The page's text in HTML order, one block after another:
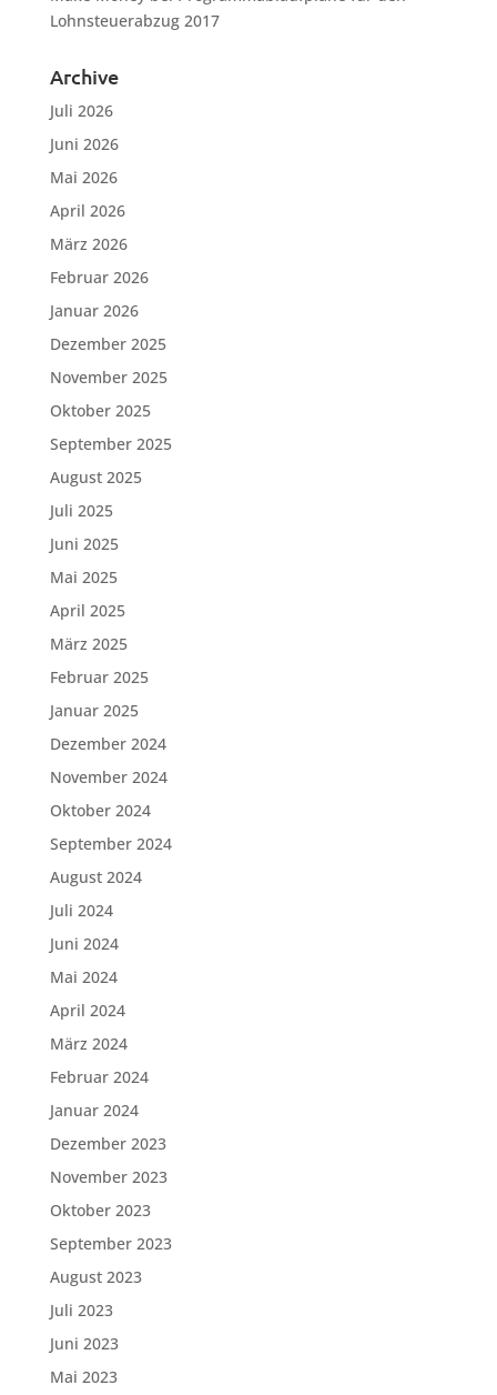
Lohnsteuerabzug 2017
Archive
Juli 2026
Juni 2026
Mai 2026
April 2026
März 2026
Februar 2026
Januar 2026
Dezember 2025
November 2025
Oktober 2025
September 2025
August 2025
Juli 2025
Juni 2025
Mai 2025
April 2025
März 2025
Februar 2025
Januar 2025
Dezember 2024
November 2024
Oktober 2024
September 2024
August 2024
Juli 2024
Juni 2024
Mai 2024
April 2024
März 2024
Februar 2024
Januar 2024
Dezember 2023
November 2023
Oktober 2023
September 2023
August 2023
Juli 2023
Juni 2023
Mai 2023